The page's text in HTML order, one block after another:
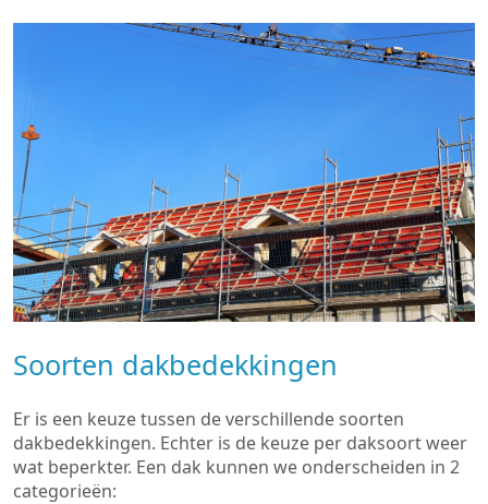
Soorten dakbedekkingen
Er is een keuze tussen de verschillende soorten
dakbedekkingen. Echter is de keuze per daksoort weer
wat beperkter. Een dak kunnen we onderscheiden in 2
categorieën: